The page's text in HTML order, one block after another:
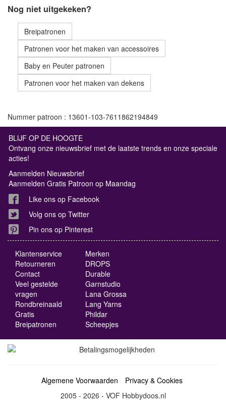
Nog niet uitgekeken?
Breipatronen
Patronen voor het maken van accessoires
Baby en Peuter patronen
Patronen voor het maken van dekens
Nummer patroon : 13601-103-7611862194849
BLIJF OP DE HOOGTE
Ontvang onze nieuwsbrief met de laatste trends en onze speciale
acties!
Aanmelden Nieuwsbrief
Aanmelden Gratis Patroon op Maandag
Like ons op Facebook
Volg ons op Twitter
Pin ons op Pinterest
Klantenservice
Retourneren
Contact
Veel gestelde
vragen
Rondbreinaald
Gratis
Breipatronen
Merken
DROPS
Durable
Garnstudio
Lana Grossa
Lang Yarns
Phildar
Scheepjes
Algemene Voorwaarden
Privacy & Cookies
2005 - 2026 - VOF Hobbydoos.nl